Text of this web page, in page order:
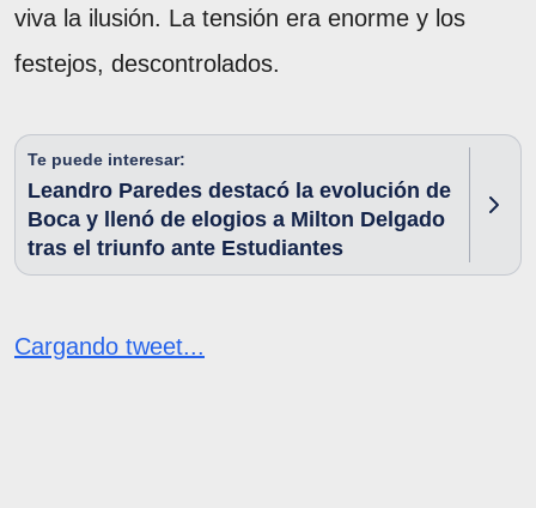
viva la ilusión. La tensión era enorme y los
festejos, descontrolados.
Te puede interesar:
Leandro Paredes destacó la evolución de
Boca y llenó de elogios a Milton Delgado
tras el triunfo ante Estudiantes
Cargando tweet...